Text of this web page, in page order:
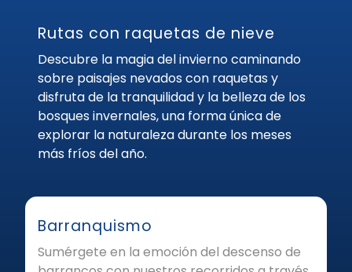
Rutas con raquetas de nieve
Descubre la magia del invierno caminando
sobre paisajes nevados con raquetas y
disfruta de la tranquilidad y la belleza de los
bosques invernales, una forma única de
explorar la naturaleza durante los meses
más fríos del año.
Barranquismo
Sumérgete en la emoción del descenso de